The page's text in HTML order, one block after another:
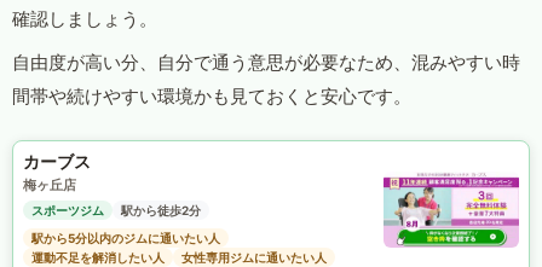
確認しましょう。
自由度が高い分、自分で通う意思が必要なため、混みやすい時
間帯や続けやすい環境かも見ておくと安心です。
カーブス
梅ヶ丘店
スポーツジム
駅から徒歩2分
駅から5分以内のジムに通いたい人
運動不足を解消したい人
女性専用ジムに通いたい人